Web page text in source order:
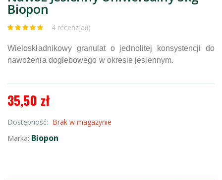
Biopon
4 recenzja(i)
Wieloskładnikowy granulat o jednolitej konsystencji do
nawożenia doglebowego w okresie jesiennym.
35,50 zł
Dostępność: Brak w magazynie
Marka: Biopon